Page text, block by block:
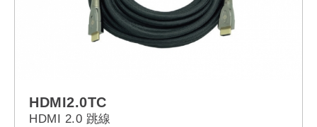
HDMI2.0TC
HDMI 2.0 跳線